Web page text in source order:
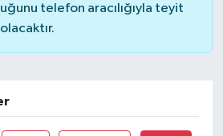
telefon aracılığıyla teyit